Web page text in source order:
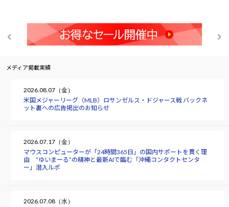
メディア掲載実績
2026.08.07（金）
米国メジャーリーグ（MLB）ロサンゼルス・ドジャース戦 バックネ
ット裏への広告掲出のお知らせ
2026.07.17（金）
マウスコンピューターが「24時間365日」の国内サポートを貫く理
由 “ゆいまーる”の精神と最新AIで臨む「沖縄コンタクトセンタ
ー」潜入ルポ
2026.07.08（水）